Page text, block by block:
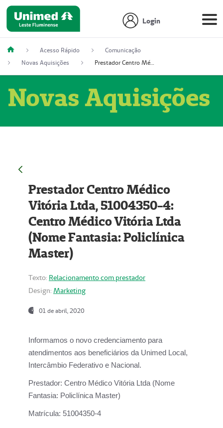
Login
Acesso Rápido
Comunicação
Novas Aquisições
Prestador Centro Médico Vitória Ltda, 51004350-4: Centro Médico Vitória Ltda (Nome Fantasia: Policlínica Master)
Novas Aquisições
Prestador Centro Médico
Vitória Ltda, 51004350-4:
Centro Médico Vitória Ltda
(Nome Fantasia: Policlínica
Master)
Texto: Relacionamento com prestador
Design: Marketing
01 de abril, 2020
Informamos o novo credenciamento para
atendimentos aos beneficiários da Unimed Local,
Intercâmbio Federativo e Nacional.
Prestador: Centro Médico Vitória Ltda (Nome
Fantasia: Policlínica Master)
Matrícula: 51004350-4